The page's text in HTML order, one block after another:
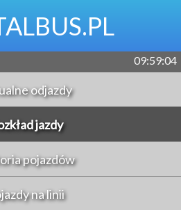
09:59:04
odjazdy
jazdy
pojazdów
na linii